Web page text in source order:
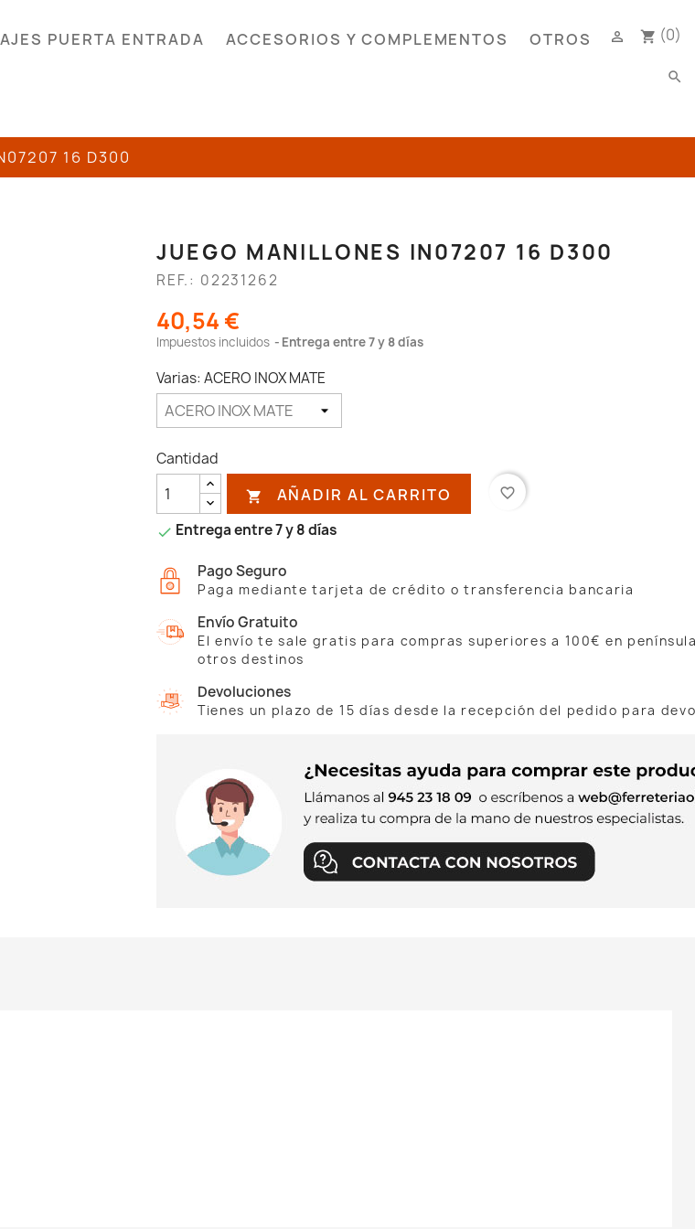
PUERTA ENTRADA ACCESORIOS Y COMPLEMENTOS OTROS shopping_cart (0)

search
16 D300
JUEGO MANILLONES IN07207 16 D300
REF.: 02231262
40,54 €
Impuestos incluidos Entrega entre 7 y 8 días
Varias: ACERO INOX MATE
Cantidad
 AÑADIR AL CARRITO favorite_border
 Entrega entre 7 y 8 días
Pago Seguro
Paga mediante tarjeta de crédito o transferencia bancaria
Envío Gratuito
El envío te sale gratis para compras superiores a 100€ en
otros destinos
Devoluciones
Tienes un plazo de 15 días desde la recepción del pedido para